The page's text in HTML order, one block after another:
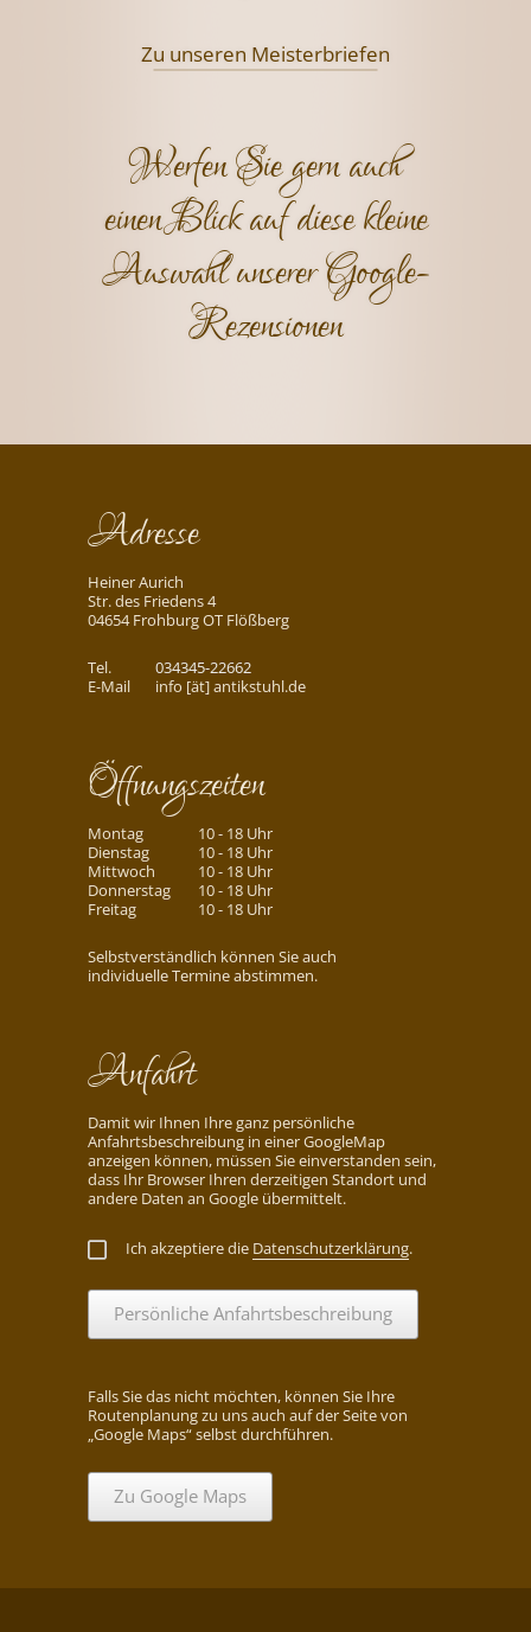
Zu unseren Meisterbriefen
Werfen Sie gern auch
einen Blick auf diese kleine
Auswahl unserer Google-
Rezensionen
Adresse
Heiner Aurich
Str. des Friedens 4
04654 Frohburg OT Flößberg
Tel.
034345-22662
E-Mail
info [ät] antikstuhl.de
Öffnungszeiten
Montag
10 - 18 Uhr
Dienstag
10 - 18 Uhr
Mittwoch
10 - 18 Uhr
Donnerstag
10 - 18 Uhr
Freitag
10 - 18 Uhr
Selbstverständlich können Sie auch
individuelle Termine abstimmen.
Anfahrt
Damit wir Ihnen Ihre ganz persönliche
Anfahrtsbeschreibung in einer GoogleMap
anzeigen können, müssen Sie einverstanden sein,
dass Ihr Browser Ihren derzeitigen Standort und
andere Daten an Google übermittelt.
Ich akzeptiere die Datenschutzerklärung.
Persönliche Anfahrtsbeschreibung
Falls Sie das nicht möchten, können Sie Ihre
Routenplanung zu uns auch auf der Seite von
„Google Maps“ selbst durchführen.
Zu Google Maps